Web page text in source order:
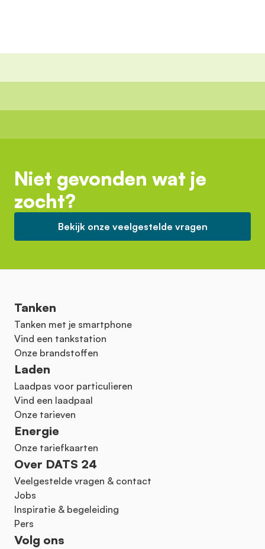
Niet gevonden wat je
zocht?
Bekijk onze veelgestelde vragen
Tanken
Tanken met je smartphone
Vind een tankstation
Onze brandstoffen
Laden
Laadpas voor particulieren
Vind een laadpaal
Onze tarieven
Energie
Onze tariefkaarten
Over DATS 24
Veelgestelde vragen & contact
Jobs
Inspiratie & begeleiding
Pers
Volg ons